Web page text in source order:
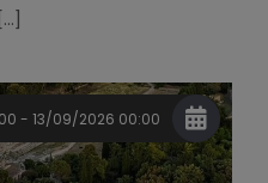
- 13/09/2026 00:00